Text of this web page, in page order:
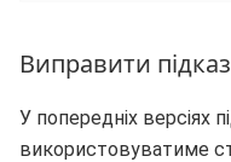
Виправити
У попередніх версіях
використовуватиме